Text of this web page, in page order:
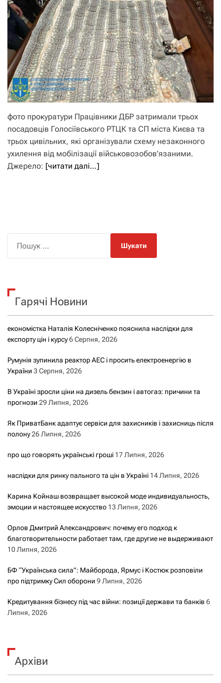
фото прокуратури Працівники ДБР затримали трьох
посадовців Голосіївського РТЦК та СП міста Києва та
трьох цивільних, які організували схему незаконного
ухилення від мобілізації військовозобов’язаними.
Джерело: [читати далі…]
к
Гарячі Новини
економістка Наталія Колесніченко пояснила наслідки для
експорту цін і курсу6 Серпня, 2026
Румунія зупинила реактор АЕС і просить електроенергію в
України 3 Серпня, 2026
В Україні зросли ціни на дизель бензин і автогаз: причини та
прогнози 29 Липня, 2026
Як ПриватБанк адаптує сервіси для захисників і захисниць після
полону26 Липня, 2026
про що говорять українські гроші 17 Липня, 2026
наслідки для ринку пального та цін в Україні 14 Липня, 2026
Карина Койнаш возвращает высокой моде индивидуальность,
эмоции и настоящее искусство 13 Липня, 2026
Орлов Дмитрий Александрович: почему его подход к
благотворительности работает там, где другие не выдерживают
10 Липня, 2026
БФ “Українська сила”: Майборода, Ярмус і Костюк розповіли
про підтримку Сил оборони 9 Липня, 2026
Кредитування бізнесу під час війни: позиції держави та банків 6
Липня, 2026
Архіви